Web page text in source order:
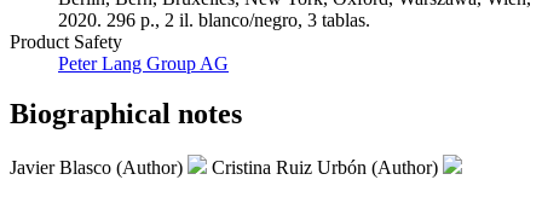
2020. 296 p., 2 il. blanco/negro, 3 tablas.
Product Safety
Peter Lang Group AG
Biographical notes
Javier Blasco (Author)
Cristina Ruiz Urbón (Author)